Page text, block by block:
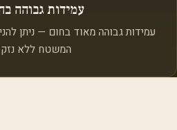
עמידות גבוהה
עמידות גבוהה מאוד בחום — ניתן
המשטח ללא